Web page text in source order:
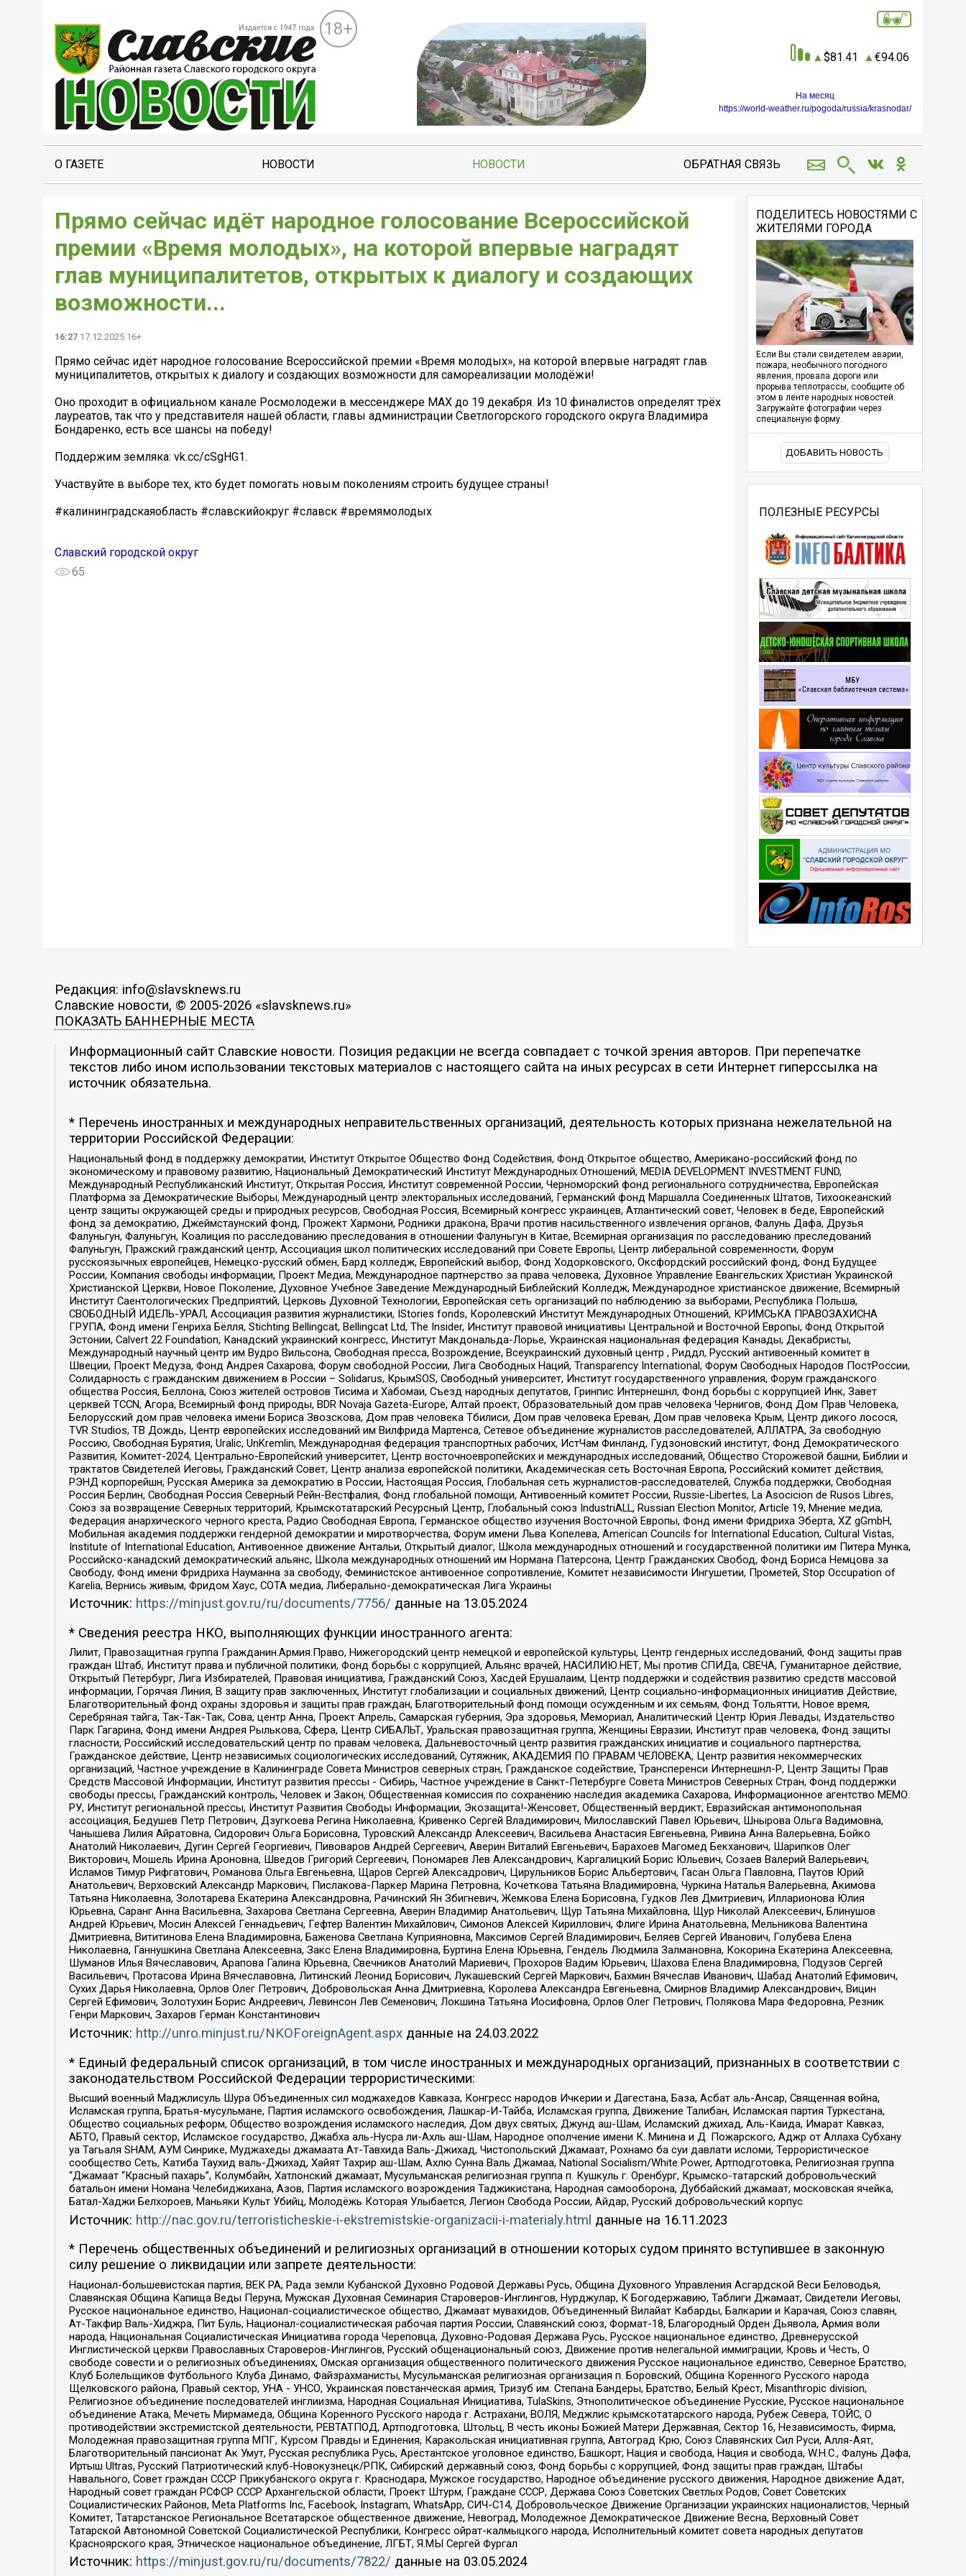
18+
81.41 94.06
На месяц
https://world-weather.ru/pogoda/russia/krasnodar/
О ГАЗЕТЕ НОВОСТИ НОВОСТИ ОБРАТНАЯ СВЯЗЬ
Прямо сейчас идёт народное голосование Всероссийской
премии «Время молодых», на которой впервые наградят
глав муниципалитетов, открытых к диалогу и создающих
возможности...
16:27 17.12.2025 16+
Прямо сейчас идёт народное голосование Всероссийской премии «Время молодых», на которой впервые наградят глав
муниципалитетов, открытых к диалогу и создающих возможности для самореализации молодёжи!
Оно проходит в официальном канале Росмолодежи в мессенджере МАХ до 19 декабря. Из 10 финалистов определят трёх
лауреатов, так что у представителя нашей области, главы администрации Светлогорского городского округа Владимира
Бондаренко, есть все шансы на победу!
Поддержим земляка: vk.cc/cSgHG1.
Участвуйте в выборе тех, кто будет помогать новым поколениям строить будущее страны!
#калининградскаяобласть #славскийокруг #славск #времямолодых
Славский городской округ
65
ПОДЕЛИТЕСЬ НОВОСТЯМИ С
ЖИТЕЛЯМИ ГОРОДА
Если Вы стали свидетелем аварии,
пожара, необычного погодного
явления, провала дороги или
прорыва теплотрассы, сообщите об
этом в ленте народных новостей.
Загружайте фотографии через
специальную форму.
ДОБАВИТЬ НОВОСТЬ
ПОЛЕЗНЫЕ РЕСУРСЫ
Редакция: info@slavsknews.ru
Славские новости, © 2005-2026 «slavsknews.ru»
ПОКАЗАТЬ БАННЕРНЫЕ МЕСТА
Информационный сайт Славские новости. Позиция редакции не всегда совпадает с точкой зрения авторов. При перепечатке
текстов либо ином использовании текстовых материалов с настоящего сайта на иных ресурсах в сети Интернет гиперссылка на
источник обязательна.
* Перечень иностранных и международных неправительственных организаций, деятельность которых признана нежелательной на
территории Российской Федерации:
Национальный фонд в поддержку демократии, Институт Открытое Общество Фонд Содействия, Фонд Открытое общество, Американо-российский фонд по
экономическому и правовому развитию, Национальный Демократический Институт Международных Отношений, MEDIA DEVELOPMENT INVESTMENT FUND,
Международный Республиканский Институт, Открытая Россия, Институт современной России, Черноморский фонд регионального сотрудничества, Европейская
Платформа за Демократические Выборы, Международный центр электоральных исследований, Германский фонд Маршалла Соединенных Штатов, Тихоокеанский
центр защиты окружающей среды и природных ресурсов, Свободная Россия, Всемирный конгресс украинцев, Атлантический совет, Человек в беде, Европейский
фонд за демократию, Джеймстаунский фонд, Прожект Хармони, Родники дракона, Врачи против насильственного извлечения органов, Фалунь Дафа, Друзья
Фалуньгун, Фалуньгун, Коалиция по расследованию преследования в отношении Фалуньгун в Китае, Всемирная организация по расследованию преследований
Фалуньгун, Пражский гражданский центр, Ассоциация школ политических исследований при Совете Европы, Центр либеральной современности, Форум
русскоязычных европейцев, Немецко-русский обмен, Бард колледж, Европейский выбор, Фонд Ходорковского, Оксфордский российский фонд, Фонд Будущее
России, Компания свободы информации, Проект Медиа, Международное партнерство за права человека, Духовное Управление Евангельских Христиан Украинской
Христианской Церкви, Новое Поколение, Духовное Учебное Заведение Международный Библейский Колледж, Международное христианское движение, Всемирный
Институт Саентологических Предприятий, Церковь Духовной Технологии, Европейская сеть организаций по наблюдению за выборами, Республика Польша,
СВОБОДНЫЙ ИДЕЛЬ-УРАЛ, Ассоциация развития журналистики, IStories fonds, Королевский Институт Международных Отношений, КРИМСЬКА ПРАВОЗАХИСНА
ГРУПА, Фонд имени Генриха Бёлля, Stichting Bellingcat, Bellingcat Ltd, The Insider, Институт правовой инициативы Центральной и Восточной Европы, Фонд Открытой
Эстонии, Calvert 22 Foundation, Канадский украинский конгресс, Институт Макдональда-Лорье, Украинская национальная федерация Канады, Декабристы,
Международный научный центр им Вудро Вильсона, Свободная пресса, Возрождение, Всеукраинский духовный центр , Риддл, Русский антивоенный комитет в
Швеции, Проект Медуза, Фонд Андрея Сахарова, Форум свободной России, Лига Свободных Наций, Transparеncy International, Форум Свободных Народов ПостРоссии,
Солидарность с гражданским движением в России – Solidarus, КрымSOS, Свободный университет, Институт государственного управления, Форум гражданского
общества Россия, Беллона, Союз жителей островов Тисима и Хабомаи, Съезд народных депутатов, Гринпис Интернешнл, Фонд борьбы с коррупцией Инк, Завет
церквей TCCN, Агора, Всемирный фонд природы, BDR Novaja Gazeta-Europe, Алтай проект, Образовательный дом прав человека Чернигов, Фонд Дом Прав Человека,
Белорусский дом прав человека имени Бориса Звозскова, Дом прав человека Тбилиси, Дом прав человека Ереван, Дом прав человека Крым, Центр дикого лосося,
TVR Studios, ТВ Дождь, Центр европейских исследований им Вилфрида Мартенса, Сетевое объединение журналистов расследователей, АЛЛАТРА, За свободную
Россию, Свободная Бурятия, Uralic, UnKremlin, Международная федерация транспортных рабочих, ИстЧам Финланд, Гудзоновский институт, Фонд Демократического
Развития, Комитет-2024, Центрально-Европейский университет, Центр восточноевропейских и международных исследований, Общество Сторожевой башни, Библии и
трактатов Свидетелей Иеговы, Гражданский Совет, Центр анализа европейской политики, Академическая сеть Восточная Европа, Российский комитет действия,
РЭНД корпорейшн, Русская Америка за демократию в России, Настоящая Россия, Глобальная сеть журналистов-расследователей, Служба поддержки, Свободная
Россия Берлин, Свободная Россия Северный Рейн-Вестфалия, Фонд глобальной помощи, Антивоенный комитет России, Russie-Libertes, La Asocicion de Rusos Libres,
Союз за возвращение Северных территорий, Крымскотатарский Ресурсный Центр, Глобальный союз IndustriALL, Russian Election Monitor, Article 19, Мнение медиа,
Федерация анархического черного креста, Радио Свободная Европа, Германское общество изучения Восточной Европы, Фонд имени Фридриха Эберта, XZ gGmbH,
Мобильная академия поддержки гендерной демократии и миротворчества, Форум имени Льва Копелева, American Councils for International Education, Cultural Vistas,
Institute of International Education, Антивоенное движение Антальи, Открытый диалог, Школа международных отношений и государственной политики им Питера Мунка,
Российско-канадский демократический альянс, Школа международных отношений им Нормана Патерсона, Центр Гражданских Свобод, Фонд Бориса Немцова за
Свободу, Фонд имени Фридриха Науманна за свободу, Феминистское антивоенное сопротивление, Комитет независимости Ингушетии, Прометей, Stop Occupation of
Karelia, Вернись живым, Фридом Хаус, СОТА медиа, Либерально-демократическая Лига Украины
Источник: https://minjust.gov.ru/ru/documents/7756/ данные на 13.05.2024
* Сведения реестра НКО, выполняющих функции иностранного агента:
Лилит, Правозащитная группа Гражданин.Армия.Право, Нижегородский центр немецкой и европейской культуры, Центр гендерных исследований, Фонд защиты прав
граждан Штаб, Институт права и публичной политики, Фонд борьбы с коррупцией, Альянс врачей, НАСИЛИЮ.НЕТ, Мы против СПИДа, СВЕЧА, Гуманитарное действие,
Открытый Петербург, Лига Избирателей, Правовая инициатива, Гражданский Союз, Хасдей Ерушалаим, Центр поддержки и содействия развитию средств массовой
информации, Горячая Линия, В защиту прав заключенных, Институт глобализации и социальных движений, Центр социально-информационных инициатив Действие,
Благотворительный фонд охраны здоровья и защиты прав граждан, Благотворительный фонд помощи осужденным и их семьям, Фонд Тольятти, Новое время,
Серебряная тайга, Так-Так-Так, Сова, центр Анна, Проект Апрель, Самарская губерния, Эра здоровья, Мемориал, Аналитический Центр Юрия Левады, Издательство
Парк Гагарина, Фонд имени Андрея Рылькова, Сфера, Центр СИБАЛЬТ, Уральская правозащитная группа, Женщины Евразии, Институт прав человека, Фонд защиты
гласности, Российский исследовательский центр по правам человека, Дальневосточный центр развития гражданских инициатив и социального партнерства,
Гражданское действие, Центр независимых социологических исследований, Сутяжник, АКАДЕМИЯ ПО ПРАВАМ ЧЕЛОВЕКА, Центр развития некоммерческих
организаций, Частное учреждение в Калининграде Совета Министров северных стран, Гражданское содействие, Трансперенси Интернешнл-Р, Центр Защиты Прав
Средств Массовой Информации, Институт развития прессы - Сибирь, Частное учреждение в Санкт-Петербурге Совета Министров Северных Стран, Фонд поддержки
свободы прессы, Гражданский контроль, Человек и Закон, Общественная комиссия по сохранению наследия академика Сахарова, Информационное агентство МЕМО.
РУ, Институт региональной прессы, Институт Развития Свободы Информации, Экозащита!-Женсовет, Общественный вердикт, Евразийская антимонопольная
ассоциация, Бедушев Петр Петрович, Дзугкоева Регина Николаевна, Кривенко Сергей Владимирович, Милославский Павел Юрьевич, Шнырова Ольга Вадимовна,
Чанышева Лилия Айратовна, Сидорович Ольга Борисовна, Туровский Александр Алексеевич, Васильева Анастасия Евгеньевна, Ривина Анна Валерьевна, Бойко
Анатолий Николаевич, Дугин Сергей Георгиевич, Пивоваров Андрей Сергеевич, Аверин Виталий Евгеньевич, Барахоев Магомед Бекханович, Шарипков Олег
Викторович, Мошель Ирина Ароновна, Шведов Григорий Сергеевич, Пономарев Лев Александрович, Каргалицкий Борис Юльевич, Созаев Валерий Валерьевич,
Исламов Тимур Рифгатович, Романова Ольга Евгеньевна, Щаров Сергей Алексадрович, Цирульников Борис Альбертович, Гасан Ольга Павловна, Паутов Юрий
Анатольевич, Верховский Александр Маркович, Пислакова-Паркер Марина Петровна, Кочеткова Татьяна Владимировна, Чуркина Наталья Валерьевна, Акимова
Татьяна Николаевна, Золотарева Екатерина Александровна, Рачинский Ян Збигневич, Жемкова Елена Борисовна, Гудков Лев Дмитриевич, Илларионова Юлия
Юрьевна, Саранг Анна Васильевна, Захарова Светлана Сергеевна, Аверин Владимир Анатольевич, Щур Татьяна Михайловна, Щур Николай Алексеевич, Блинушов
Андрей Юрьевич, Мосин Алексей Геннадьевич, Гефтер Валентин Михайлович, Симонов Алексей Кириллович, Флиге Ирина Анатольевна, Мельникова Валентина
Дмитриевна, Вититинова Елена Владимировна, Баженова Светлана Куприяновна, Максимов Сергей Владимирович, Беляев Сергей Иванович, Голубева Елена
Николаевна, Ганнушкина Светлана Алексеевна, Закс Елена Владимировна, Буртина Елена Юрьевна, Гендель Людмила Залмановна, Кокорина Екатерина Алексеевна,
Шуманов Илья Вячеславович, Арапова Галина Юрьевна, Свечников Анатолий Мариевич, Прохоров Вадим Юрьевич, Шахова Елена Владимировна, Подузов Сергей
Васильевич, Протасова Ирина Вячеславовна, Литинский Леонид Борисович, Лукашевский Сергей Маркович, Бахмин Вячеслав Иванович, Шабад Анатолий Ефимович,
Сухих Дарья Николаевна, Орлов Олег Петрович, Добровольская Анна Дмитриевна, Королева Александра Евгеньевна, Смирнов Владимир Александрович, Вицин
Сергей Ефимович, Золотухин Борис Андреевич, Левинсон Лев Семенович, Локшина Татьяна Иосифовна, Орлов Олег Петрович, Полякова Мара Федоровна, Резник
Генри Маркович, Захаров Герман Константинович
Источник: http://unro.minjust.ru/NKOForeignAgent.aspxданные на 24.03.2022
* Единый федеральный список организаций, в том числе иностранных и международных организаций, признанных в соответствии с
законодательством Российской Федерации террористическими:
Высший военный Маджлисуль Шура Объединенных сил моджахедов Кавказа, Конгресс народов Ичкерии и Дагестана, База, Асбат аль-Ансар, Священная война,
Исламская группа, Братья-мусульмане, Партия исламского освобождения, Лашкар-И-Тайба, Исламская группа, Движение Талибан, Исламская партия Туркестана,
Общество социальных реформ, Общество возрождения исламского наследия, Дом двух святых, Джунд аш-Шам, Исламский джихад, Аль-Каида, Имарат Кавказ,
АБТО, Правый сектор, Исламское государство, Джабха аль-Нусра ли-Ахль аш-Шам, Народное ополчение имени К. Минина и Д. Пожарского, Аджр от Аллаха Субхану
уа Тагьаля SHAM, АУМ Синрике, Муджахеды джамаата Ат-Тавхида Валь-Джихад, Чистопольский Джамаат, Рохнамо ба суи давлати исломи, Террористическое
сообщество Сеть, Катиба Таухид валь-Джихад, Хайят Тахрир аш-Шам, Ахлю Сунна Валь Джамаа, National Socialism/White Power, Артподготовка, Религиозная группа
“Джамаат “Красный пахарь”, Колумбайн, Хатлонский джамаат, Мусульманская религиозная группа п. Кушкуль г. Оренбург, Крымско-татарский добровольческий
батальон имени Номана Челебиджихана, Азов, Партия исламского возрождения Таджикистана, Народная самооборона, Дуббайский джамаат, московская ячейка,
Батал-Хаджи Белхороев, Маньяки Культ Убийц, Молодёжь Которая Улыбается, Легион Свобода России, Айдар, Русский добровольческий корпус
Источник: http://nac.gov.ru/terroristicheskie-i-ekstremistskie-organizacii-i-materialy.html данные на 16.11.2023
* Перечень общественных объединений и религиозных организаций в отношении которых судом принято вступившее в законную
силу решение о ликвидации или запрете деятельности:
Национал-большевистская партия, ВЕК РА, Рада земли Кубанской Духовно Родовой Державы Русь, Община Духовного Управления Асгардской Веси Беловодья,
Славянская Община Капища Веды Перуна, Мужская Духовная Семинария Староверов-Инглингов, Нурджулар, К Богодержавию, Таблиги Джамаат, Свидетели Иеговы,
Русское национальное единство, Национал-социалистическое общество, Джамаат мувахидов, Объединенный Вилайат Кабарды, Балкарии и Карачая, Союз славян,
Ат-Такфир Валь-Хиджра, Пит Буль, Национал-социалистическая рабочая партия России, Славянский союз, Формат-18, Благородный Орден Дьявола, Армия воли
народа, Национальная Социалистическая Инициатива города Череповца, Духовно-Родовая Держава Русь, Русское национальное единство, Древнерусской
Инглистической церкви Православных Староверов-Инглингов, Русский общенациональный союз, Движение против нелегальной иммиграции, Кровь и Честь, О
свободе совести и о религиозных объединениях, Омская организация общественного политического движения Русское национальное единство, Северное Братство,
Клуб Болельщиков Футбольного Клуба Динамо, Файзрахманисты, Мусульманская религиозная организация п. Боровский, Община Коренного Русского народа
Щелковского района, Правый сектор, УНА - УНСО, Украинская повстанческая армия, Тризуб им. Степана Бандеры, Братство, Белый Крест, Misanthropic division,
Религиозное объединение последователей инглиизма, Народная Социальная Инициатива, TulaSkins, Этнополитическое объединение Русские, Русское национальное
объединение Атака, Мечеть Мирмамеда, Община Коренного Русского народа г. Астрахани, ВОЛЯ, Меджлис крымскотатарского народа, Рубеж Севера, ТОЙС, О
противодействии экстремистской деятельности, РЕВТАТПОД, Артподготовка, Штольц, В честь иконы Божией Матери Державная, Сектор 16, Независимость, Фирма,
Молодежная правозащитная группа МПГ, Курсом Правды и Единения, Каракольская инициативная группа, Автоград Крю, Союз Славянских Сил Руси, Алля-Аят,
Благотворительный пансионат Ак Умут, Русская республика Русь, Арестантское уголовное единство, Башкорт, Нация и свобода, Нация и свобода, W.H.С., Фалунь Дафа,
Иртыш Ultras, Русский Патриотический клуб-Новокузнецк/РПК, Сибирский державный союз, Фонд борьбы с коррупцией, Фонд защиты прав граждан, Штабы
Навального, Совет граждан СССР Прикубанского округа г. Краснодара, Мужское государство, Народное объединение русского движения, Народное движение Адат,
Народный совет граждан РСФСР СССР Архангельской области, Проект Штурм, Граждане СССР, Держава Союз Советских Светлых Родов, Совет Советских
Социалистических Районов, Meta Platforms Inc, Facebook, Instagram, WhatsApp, СИЧ-С14, Добровольческое Движение Организации украинских националистов, Черный
Комитет, Татарстанское Региональное Всетатарское общественное движение, Невоград, Молодежное Демократическое Движение Весна, Верховный Совет
Татарской Автономной Советской Социалистической Республики, Конгресс ойрат-калмыцкого народа, Исполнительный комитет совета народных депутатов
Красноярского края, Этническое национальное объединение, ЛГБТ, Я.МЫ Сергей Фургал
Источник: https://minjust.gov.ru/ru/documents/7822/ данные на 03.05.2024